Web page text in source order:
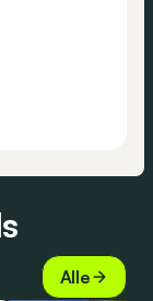
Alle